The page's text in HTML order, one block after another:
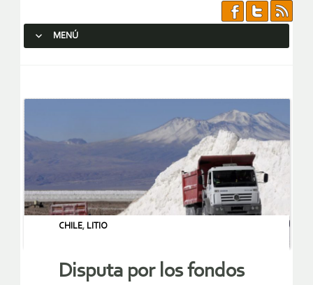
MENÚ
CHILE, LITIO
Disputa por los fondos